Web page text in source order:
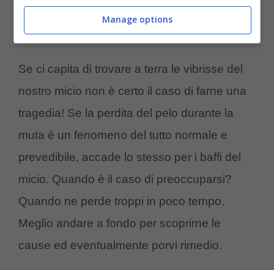
ha neppure un pelo, tanto meno un baffo, sul
suo corpo.
Se ci capita di trovare a terra le vibrisse del
nostro micio non è certo il caso di farne una
tragedia! Se la perdita del pelo durante la
muta è un fenomeno del tutto normale e
prevedibile, accade lo stesso per i baffi del
micio. Quando è il caso di preoccuparsi?
Quando ne perde troppi in poco tempo.
Meglio andare a fondo per scoprirne le
cause ed eventualmente porvi rimedio.
Manage options